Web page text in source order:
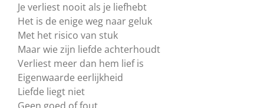
Je verliest nooit als je liefhebt
Het is de enige weg naar geluk
Met het risico van stuk
Maar wie zijn liefde achterhoudt
Verliest meer dan hem lief is
Eigenwaarde eerlijkheid
Liefde liegt niet